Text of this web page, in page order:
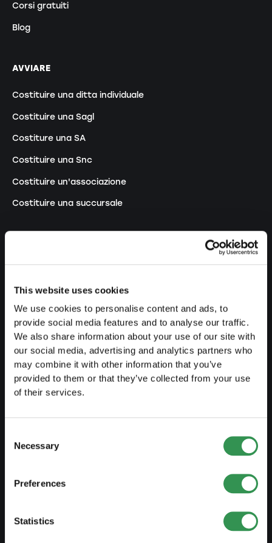
This website uses cookies
We use cookies to personalise content and ads, to
provide social media features and to analyse our traffic.
We also share information about your use of our site with
our social media, advertising and analytics partners who
may combine it with other information that you’ve
provided to them or that they’ve collected from your use
of their services.
Selection
Necessary
Preferences
Statistics
Corsi gratuiti
Blog
AVVIARE
Costituire una ditta individuale
Costituire una Sagl
Costiture una SA
Costituire una Snc
Costituire un'associazione
Costituire una succursale
Trasformazione DI in Sagl
Trasformazione DI in SA
Trasformazione SnC in Sagl
Trasformazione SnC in SA
Modifica statuti
GESTIRE
Esternaliarizzare contabilità
Documenti importanti